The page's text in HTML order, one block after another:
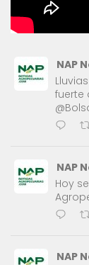
NAP
fuerte
NAP
Hoy
NAP